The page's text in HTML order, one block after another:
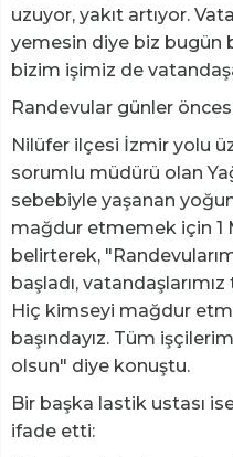
uzuyor, yakıt artıyor.
yemesin diye biz bugün
bizim işimiz de
Randevular günler
Nilüfer ilçesi İzmir yolu
sorumlu müdürü olan
sebebiyle yaşanan
mağdur etmemek için 1
belirterek,
başladı,
Hiç kimseyi mağdur
başındayız. Tüm
olsun" diye konuştu.
Bir başka lastik ustası
ifade etti: